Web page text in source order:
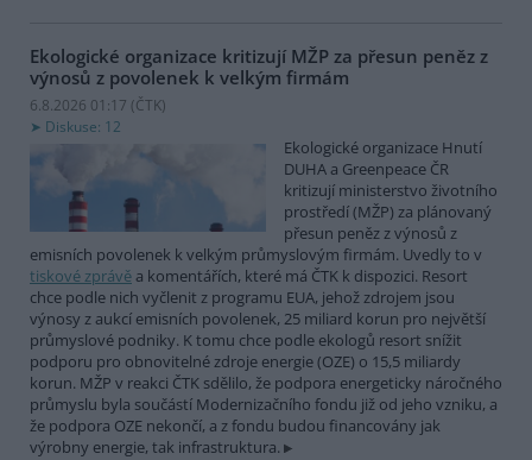
Ekologické organizace kritizují MŽP za přesun peněz z
výnosů z povolenek k velkým firmám
6.8.2026 01:17 (ČTK)
Diskuse: 12
Ekologické organizace Hnutí
DUHA a Greenpeace ČR
kritizují ministerstvo životního
prostředí (MŽP) za plánovaný
přesun peněz z výnosů z
emisních povolenek k velkým průmyslovým firmám. Uvedly to v
tiskové zprávě a komentářích, které má ČTK k dispozici. Resort
chce podle nich vyčlenit z programu EUA, jehož zdrojem jsou
výnosy z aukcí emisních povolenek, 25 miliard korun pro největší
průmyslové podniky. K tomu chce podle ekologů resort snížit
podporu pro obnovitelné zdroje energie (OZE) o 15,5 miliardy
korun. MŽP v reakci ČTK sdělilo, že podpora energeticky náročného
průmyslu byla součástí Modernizačního fondu již od jeho vzniku, a
že podpora OZE nekončí, a z fondu budou financovány jak
výrobny energie, tak infrastruktura.